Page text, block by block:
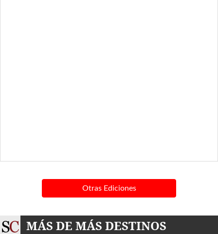
Otras Ediciones
MÁS DE MÁS DESTINOS